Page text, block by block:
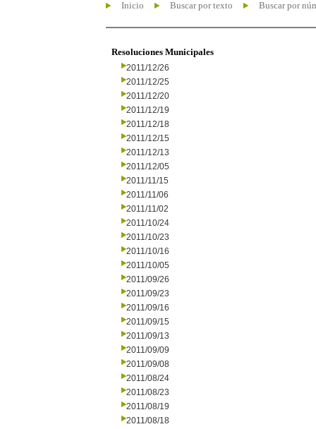
Inicio Buscar por texto Buscar por
Resoluciones Municipales
2011/12/26
2011/12/25
2011/12/20
2011/12/19
2011/12/18
2011/12/15
2011/12/13
2011/12/05
2011/11/15
2011/11/06
2011/11/02
2011/10/24
2011/10/23
2011/10/16
2011/10/05
2011/09/26
2011/09/23
2011/09/16
2011/09/15
2011/09/13
2011/09/09
2011/09/08
2011/08/24
2011/08/23
2011/08/19
2011/08/18